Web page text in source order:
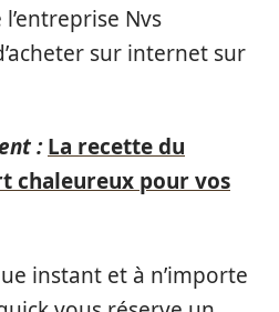
Nvs
sur internet sur
: La recette du
chaleureux pour vos
instant et à n’importe